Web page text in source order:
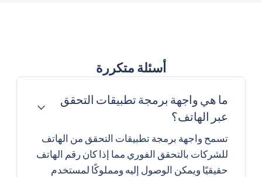
أسئلة متكررة
ما هي واجهة برمجة تطبيقات التحقق
عبر الهاتف؟
تسمح واجهة برمجة تطبيقات التحقق من الهاتف
للشركات بالتحقق الفوري مما إذا كان رقم الهاتف
حقيقيًا ويمكن الوصول إليه ومملوكًا لمستخدم